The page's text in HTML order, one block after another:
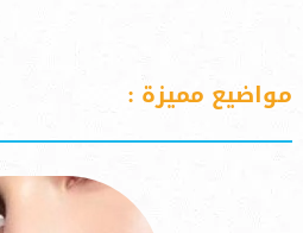
مواضيع مميزة :